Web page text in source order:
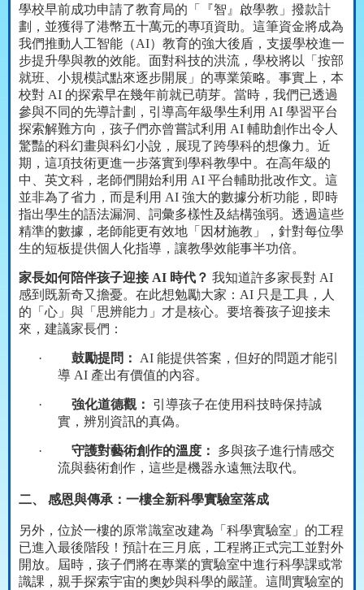
學校早前成功申請了教育局的「『智』啟學教」撥款計
劃，並獲得了港幣五十萬元的專項資助。這筆資金將成為
我們推動人工智能（AI）教育的強大後盾，支援學校進一
步提升學與教的效能。面對科技的洪流，學校將以「按部
就班、小規模試點來逐步開展」的專業策略。事實上，本
校對 AI 的探索早在幾年前就已萌芽。當時，我們已透過
參與不同的先導計劃，引導高年級學生利用 AI 學習平台
探索解難方向，孩子們亦曾嘗試利用 AI 輔助創作出令人
驚豔的科幻畫與科幻小說，展現了跨學科的想像力。近
期，這項技術更進一步落實到學科教學中。在高年級的
中、英文科，老師們開始利用 AI 平台輔助批改作文。這
並非為了省力，而是利用 AI 強大的數據分析功能，即時
指出學生的語法漏洞、詞彙多樣性及結構強弱。透過這些
精準的數據，老師能更有效地「因材施教」，針對每位學
生的短板提供個人化指導，讓教學效能事半功倍。
家長如何陪伴孩子迎接AI 時代？ 我知道許多家長對 AI
感到既新奇又擔憂。在此想勉勵大家： AI 只是工具，人
的「心」與「思辨能力」才是核心。要培養孩子迎接未
來，建議家長們：
· 鼓勵提問： AI 能提供答案，但好的問題才能引
導 AI 產出有價值的內容。
· 強化道德觀：
引導孩子在使用科技時保持誠
實，辨別資訊的真偽。
· 守護對藝術創作的溫度：
多與孩子進行情感交
流與藝術創作，這些是機器永遠無法取代。
二、 感恩與傳承：一樓全新科學實驗室落成
另外，位於一樓的原常識室改建為「科學實驗室」的工程
已進入最後階段！預計在三月底，工程將正式完工並對外
開放。屆時，孩子們將在專業的實驗室中進行科學課或常
識課，親手探索宇宙的奧妙與科學的嚴謹。這間實驗室的